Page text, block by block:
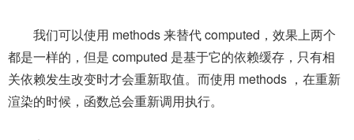
我们可以使用 methods 来替代 computed，效果上两个
都是一样的，但是 computed 是基于它的依赖缓存，只有相
关依赖发生改变时才会重新取值。而使用 methods ，在重新
渲染的时候，函数总会重新调用执行。